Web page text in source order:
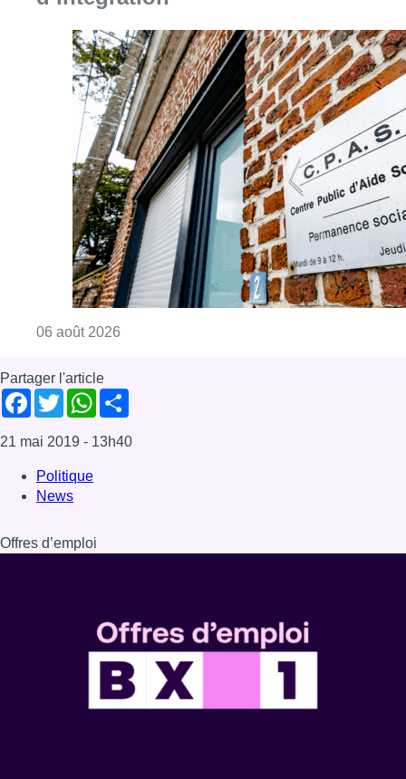
06 août 2026Consulter l'article "Plus de la moitié des
Partager l'article
Facebook
TwitterWhatsApp
Share
21 mai 2019- 13h40
Politique
News
Offres d’emploi